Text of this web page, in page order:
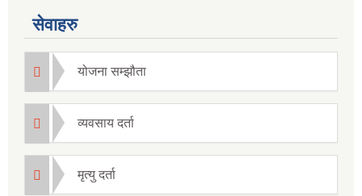
सेवाहरु
योजना सम्झौता
व्यवसाय दर्ता
मृत्यु दर्ता